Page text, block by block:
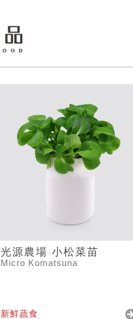
光源農場 小松菜苗
Micro Komatsuna
新鮮蔬食